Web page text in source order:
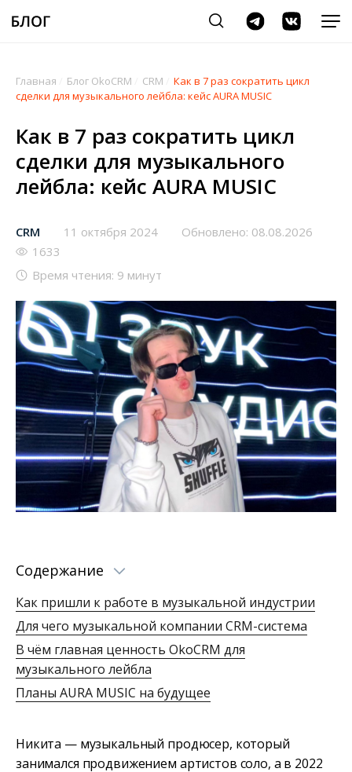
Главная Блог OkoCRM CRM
Как в 7 раз сократить цикл
сделки для музыкального лейбла: кейс AURA MUSIC
Как в 7 раз сократить цикл
сделки для музыкального
лейбла: кейс AURA MUSIC
CRM 11 октября 2024
Обновлено: 08.08.2026
1633
Время чтения: 9 минут
Содержание
Как пришли к работе в музыкальной индустрии
Для чего музыкальной компании CRM-система
В чём главная ценность OkoCRM для
музыкального лейбла
Планы AURA MUSIC на будущее
Никита — музыкальный продюсер, который
занимался продвижением артистов соло, а в 2022